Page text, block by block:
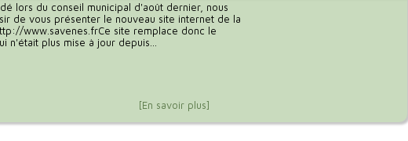
lors du conseil municipal d'août dernier, nous
de vous présenter le nouveau site internet de la
www.savenes.frCe site remplace donc le
n'était plus mise à jour depuis...
[En savoir plus]